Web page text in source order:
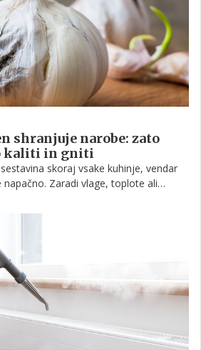
shranjuje narobe: zato
kaliti in gniti
skoraj vsake kuhinje, vendar
Zaradi vlage, toplote ali
opozarjajo, da pravilno
njegovo svežino in ohrani aromo.